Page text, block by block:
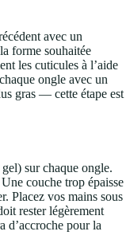
avec un
forme souhaitée
les cuticules à l’aide
ongle avec un
gras — cette étape est
sur chaque ongle.
couche trop épaisse
Placez vos mains sous
rester légèrement
d’accroche pour la